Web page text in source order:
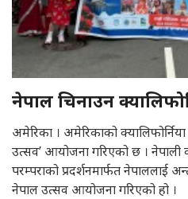
नेपाल चिनाउन
अमेरिका । अमेरिकाको क्यालिफोर्निया
उत्सव’ आयोजना गरिएको छ ।
परम्पराको प्रदर्शनमार्फत नेपाललाई
नेपाल उत्सव आयोजना गरिएको हो ।